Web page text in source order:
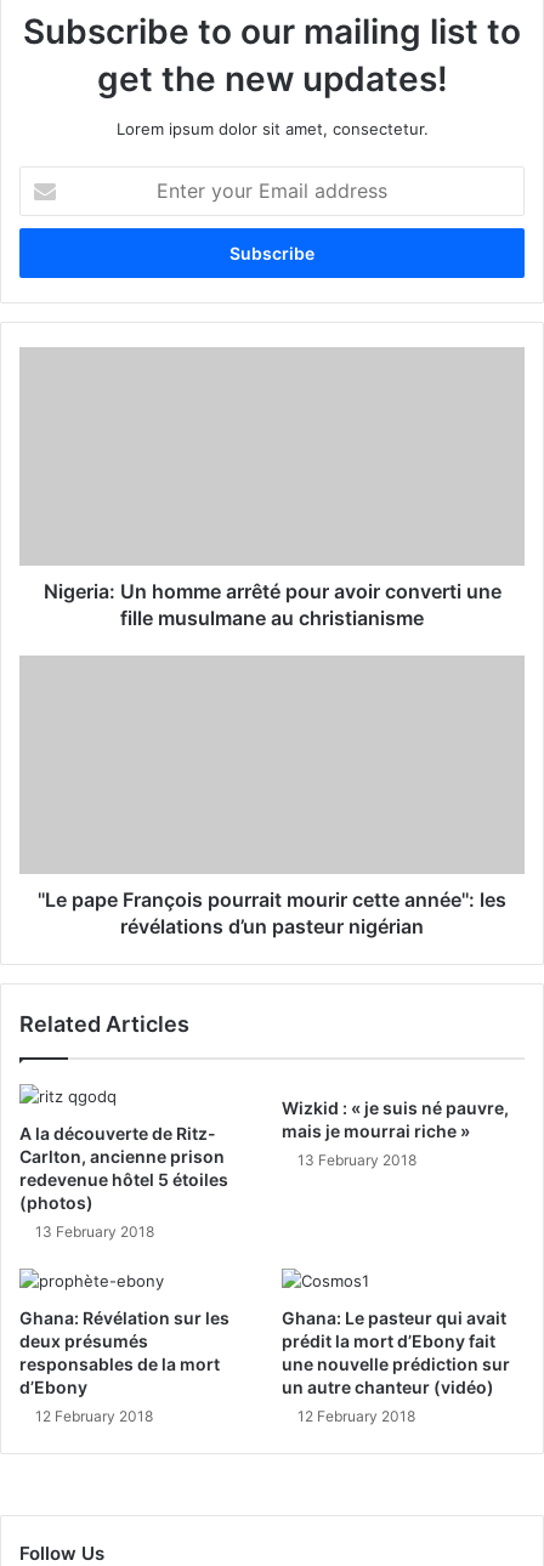
Subscribe to our mailing list to
get the new updates!
Lorem ipsum dolor sit amet, consectetur.
t
r
y
Nigeria: Un homme arrêté pour avoir converti une
fille musulmane au christianisme
''Le pape François pourrait mourir cette année'': les
révélations d’un pasteur nigérian
Related Articles
A la découverte de Ritz-
Carlton, ancienne prison
redevenue hôtel 5 étoiles
(photos)
13 February 2018
Wizkid : « je suis né pauvre,
mais je mourrai riche »
13 February 2018
Ghana: Révélation sur les
deux présumés
responsables de la mort
d’Ebony
12 February 2018
Ghana: Le pasteur qui avait
prédit la mort d’Ebony fait
une nouvelle prédiction sur
un autre chanteur (vidéo)
12 February 2018
Follow Us